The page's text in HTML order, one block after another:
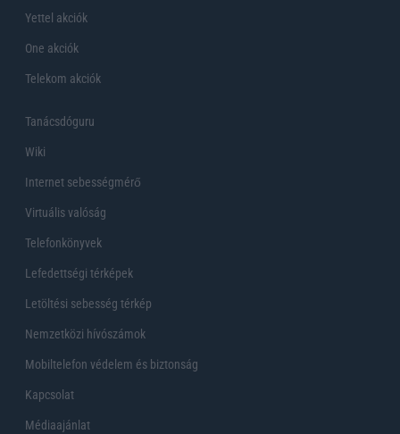
Yettel akciók
One akciók
Telekom akciók
Tanácsdóguru
Wiki
Internet sebességmérő
Virtuális valóság
Telefonkönyvek
Lefedettségi térképek
Letöltési sebesség térkép
Nemzetközi hívószámok
Mobiltelefon védelem és biztonság
Kapcsolat
Médiaajánlat